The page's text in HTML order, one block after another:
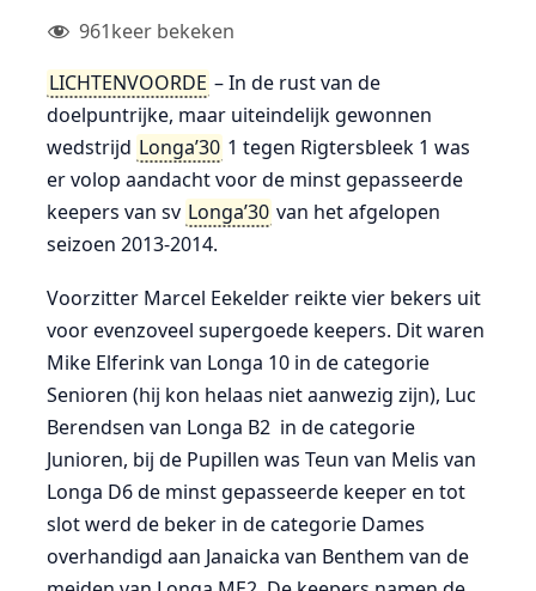
961keer bekeken
LICHTENVOORDE – In de rust van de
doelpuntrijke, maar uiteindelijk gewonnen
wedstrijd Longa’30 1 tegen Rigtersbleek 1 was
er volop aandacht voor de minst gepasseerde
keepers van sv Longa’30 van het afgelopen
seizoen 2013-2014.
Voorzitter Marcel Eekelder reikte vier bekers uit
voor evenzoveel supergoede keepers. Dit waren
Mike Elferink van Longa 10 in de categorie
Senioren (hij kon helaas niet aanwezig zijn), Luc
Berendsen van Longa B2 in de categorie
Junioren, bij de Pupillen was Teun van Melis van
Longa D6 de minst gepasseerde keeper en tot
slot werd de beker in de categorie Dames
overhandigd aan Janaicka van Benthem van de